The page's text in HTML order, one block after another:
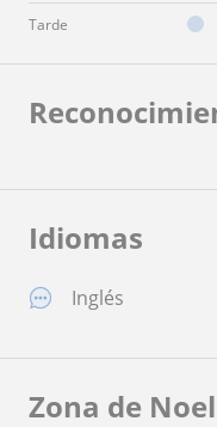
Tarde
Idiomas
Inglés
Zona de